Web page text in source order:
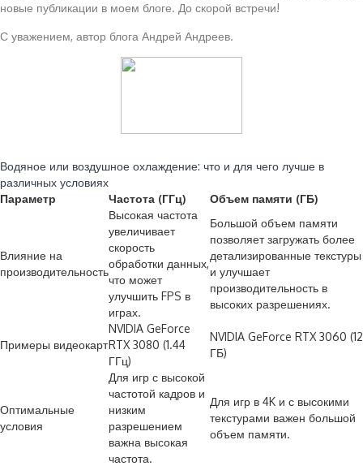
новые публикации в моем блоге. До скорой встречи!
С уважением, автор блога Андрей Андреев.
Водяное или воздушное охлаждение: что и для чего лучше в
различных условиях
Параметр
Частота (ГГц) Объем памяти (ГБ)
Влияние на
производительность
Высокая частота
увеличивает
скорость
обработки данных,
что может
улучшить FPS в
играх.
Большой объем памяти
позволяет загружать более
детализированные текстуры
и улучшает
производительность в
высоких разрешениях.
Примеры видеокарт
NVIDIA GeForce
RTX 3080 (1.44
ГГц)
NVIDIA GeForce RTX 3060 (12
ГБ)
Оптимальные
условия
Для игр с высокой
частотой кадров и
низким
разрешением
важна высокая
частота.
Для игр в 4K и с высокими
текстурами важен большой
объем памяти.